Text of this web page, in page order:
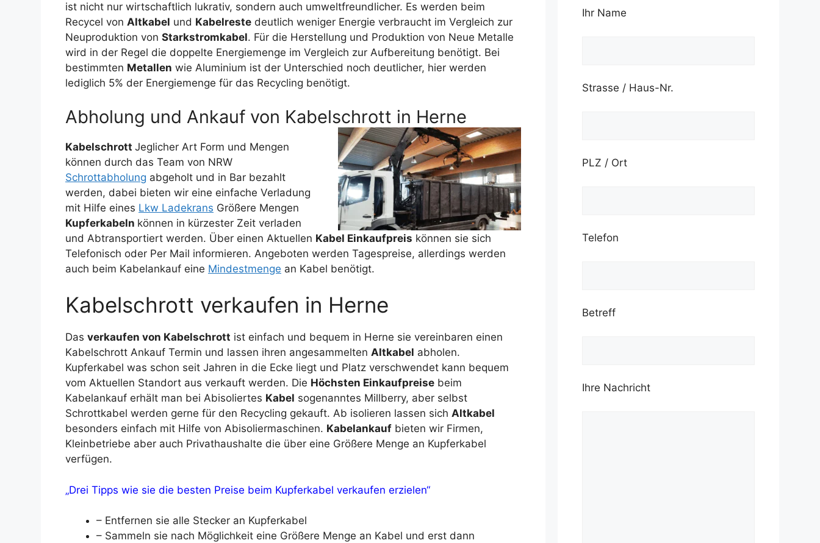
ist nicht nur wirtschaftlich lukrativ, sondern auch umweltfreundlicher. Es werden beim
Recycel von Altkabel und Kabelreste deutlich weniger Energie verbraucht im Vergleich zur
Neuproduktion von Starkstromkabel. Für die Herstellung und Produktion von Neue Metalle
wird in der Regel die doppelte Energiemenge im Vergleich zur Aufbereitung benötigt. Bei
bestimmten Metallen wie Aluminium ist der Unterschied noch deutlicher, hier werden
lediglich 5% der Energiemenge für das Recycling benötigt.
Abholung und Ankauf von Kabelschrott in Herne
Kabelschrott Jeglicher Art Form und Mengen
können durch das Team von NRW
Schrottabholung abgeholt und in Bar bezahlt
werden, dabei bieten wir eine einfache Verladung
mit Hilfe eines Lkw Ladekrans Größere Mengen
Kupferkabeln können in kürzester Zeit verladen
und Abtransportiert werden. Über einen Aktuellen Kabel Einkaufpreis können sie sich
Telefonisch oder Per Mail informieren. Angeboten werden Tagespreise, allerdings werden
auch beim Kabelankauf eine Mindestmenge an Kabel benötigt.
Kabelschrott verkaufen in Herne
Das verkaufen von Kabelschrott ist einfach und bequem in Herne sie vereinbaren einen
Kabelschrott Ankauf Termin und lassen ihren angesammelten Altkabel abholen.
Kupferkabel was schon seit Jahren in die Ecke liegt und Platz verschwendet kann bequem
vom Aktuellen Standort aus verkauft werden. Die Höchsten Einkaufpreise beim
Kabelankauf erhält man bei Abisoliertes Kabel sogenanntes Millberry, aber selbst
Schrottkabel werden gerne für den Recycling gekauft. Ab isolieren lassen sich Altkabel
besonders einfach mit Hilfe von Abisoliermaschinen. Kabelankauf bieten wir Firmen,
Kleinbetriebe aber auch Privathaushalte die über eine Größere Menge an Kupferkabel
verfügen.
„Drei Tipps wie sie die besten Preise beim Kupferkabel verkaufen erzielen“
– Entfernen sie alle Stecker an Kupferkabel
– Sammeln sie nach Möglichkeit eine Größere Menge an Kabel und erst dann
Ihr Name
Strasse / Haus-Nr.
PLZ / Ort
Telefon
Betreff
Ihre Nachricht